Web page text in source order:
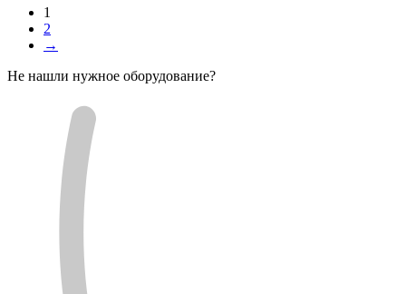
1
2
→
Не нашли нужное оборудование?